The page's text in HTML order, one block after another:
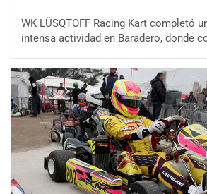
WK LÜSQTOFF Racing Kart completó
intensa actividad en Baradero, donde